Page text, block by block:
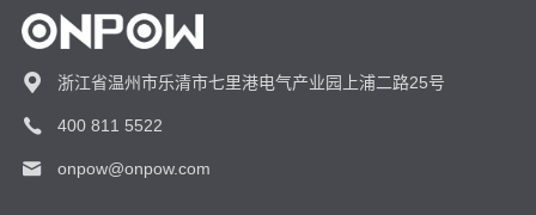
浙江省温州市乐清市七里港电气产业园上浦二路25号
400 811 5522
onpow@onpow.com